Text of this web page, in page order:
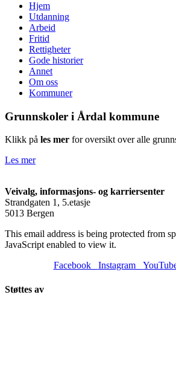
Hjem
Utdanning
Arbeid
Fritid
Rettigheter
Gode historier
Annet
Om oss
Kommuner
Grunnskoler i Årdal kommune
Klikk på les mer for oversikt over alle
Les mer
Veivalg, informasjons- og karriersenter
Strandgaten 1, 5.etasje
5013 Bergen
This email address is being protected from
JavaScript enabled to view it.
Facebook Instagram
Støttes av